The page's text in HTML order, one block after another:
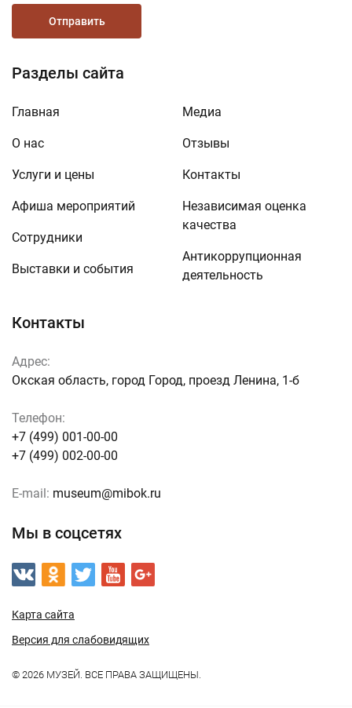
Контакты
Адрес:
Окская область, город Город, проезд Ленина, 1-б
Телефон:
+7 (499) 001-00-00
+7 (499) 002-00-00
E-mail: museum@mibok.ru
Мы в соцсетях
Карта сайта
Версия для слабовидящих
© 2026 МУЗЕЙ. ВСЕ ПРАВА ЗАЩИЩЕНЫ.
Разделы сайта
Главная
О нас
Услуги и цены
Афиша мероприятий
Сотрудники
Выставки и события
Медиа
Отзывы
Контакты
Независимая оценка
качества
Антикоррупционная
деятельность
Отправить